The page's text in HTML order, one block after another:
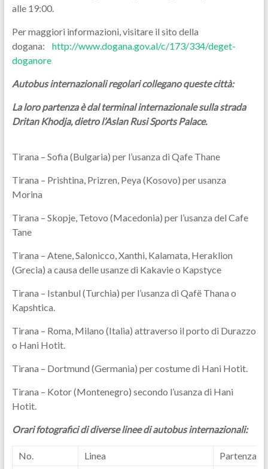
alle 19:00.
Per maggiori informazioni, visitare il sito della
dogana: http://www.dogana.gov.al/c/173/334/deget-
doganore
Autobus internazionali regolari collegano queste città:
La loro partenza è dal terminal internazionale sulla strada
Dritan Khodja, dietro l’Aslan Rusi Sports Palace.
Tirana – Sofia (Bulgaria) per l’usanza di Qafe Thane
Tirana – Prishtina, Prizren, Peya (Kosovo) per usanza
Morina
Tirana – Skopje, Tetovo (Macedonia) per l’usanza del Cafe
Tane
Tirana – Atene, Salonicco, Xanthi, Kalamata, Heraklion
(Grecia) a causa delle usanze di Kakavie o Kapstyce
Tirana – Istanbul (Turchia) per l’usanza di Qafë Thana o
Kapshtica.
Tirana – Roma, Milano (Italia) attraverso il porto di Durazzo
o Hani Hotit.
Tirana – Dortmund (Germania) per costume di Hani Hotit.
Tirana – Kotor (Montenegro) secondo l’usanza di Hani
Hotit.
Orari fotografici di diverse linee di autobus internazionali:
No. Linea
Partenza